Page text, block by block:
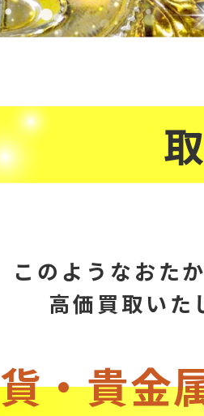
このようなおた
高価買取いた
・貴金